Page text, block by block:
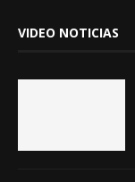
VIDEO NOTICIAS